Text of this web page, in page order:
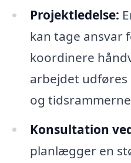
Projektledelse:
kan tage ansvar
koordinere
arbejdet
og
Konsultation
planlægger en